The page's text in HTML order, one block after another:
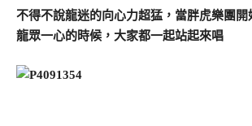
不得不說龍迷的向心力超猛，當胖虎樂團開
龍眾一心的時候，大家都一起站起來唱